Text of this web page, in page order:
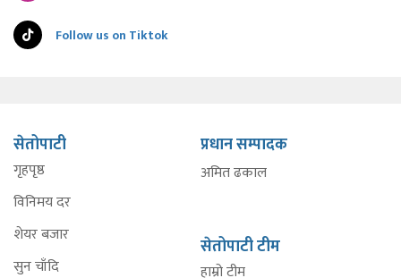
Follow us on Tiktok
सेतोपाटी
गृहपृष्ठ
विनिमय दर
शेयर बजार
सुन चाँदि
प्रधान सम्पादक
अमित ढकाल
सेतोपाटी टीम
हाम्रो टीम